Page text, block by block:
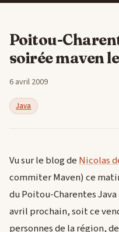
Poitou-
soirée maven
6 avril 2009
Java
Vu sur le blog deNicolas
commiter Maven) ce
du Poitou-Charentes
avril prochain, soit ce
personnes de la région,